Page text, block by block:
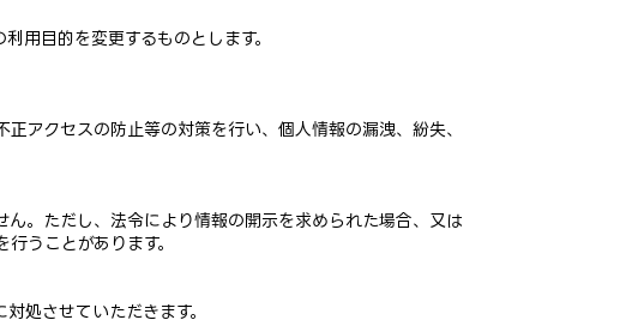
用目的を変更するものとします。
アクセスの防止等の対策を行い、個人情報の漏洩、紛失、
。ただし、法令により情報の開示を求められた場合、又は
うことがあります。
処させていただきます。